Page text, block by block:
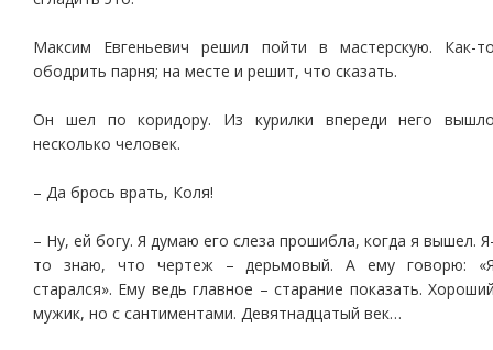
Максим Евгеньевич решил пойти в мастерскую. Как-
ободрить парня; на месте и решит, что сказать.
Он шел по коридору. Из курилки впереди него
несколько человек.
– Да брось врать, Коля!
– Ну, ей богу. Я думаю его слеза прошибла, когда я вышел.
то знаю, что чертеж – дерьмовый. А ему говорю:
старался». Ему ведь главное – старание показать.
мужик, но с сантиментами. Девятнадцатый век…